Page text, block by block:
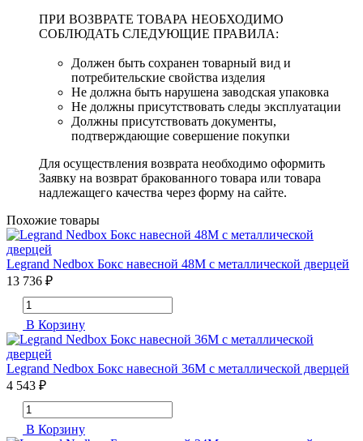
ПРИ ВОЗВРАТЕ ТОВАРА НЕОБХОДИМО
СОБЛЮДАТЬ СЛЕДУЮЩИЕ ПРАВИЛА:
Должен быть сохранен товарный вид и
потребительские свойства изделия
Не должна быть нарушена заводская упаковка
Не должны присутствовать следы эксплуатации
Должны присутствовать документы,
подтверждающие совершение покупки
Для осуществления возврата необходимо оформить
Заявку на возврат бракованного товара или товара
надлежащего качества через форму на сайте.
Похожие товары
Legrand Nedbox Бокс навесной 48M с металлической дверцей
13 736 ₽
В Корзину
Legrand Nedbox Бокс навесной 36M с металлической дверцей
4 543 ₽
В Корзину